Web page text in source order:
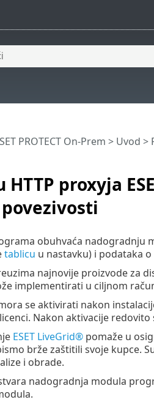
HTTP proxyja
PROTECT On-Prem > Uvod >
obuhvaća
tablicu u nastavku) i podataka o
najnovije proizvode
implementirati u ciljnom
se aktivirati nakon
Nakon aktivacije
ESET LiveGrid®pomaže u
brže zaštitili svoje kupce.
i obrade.
nadogradnja modula